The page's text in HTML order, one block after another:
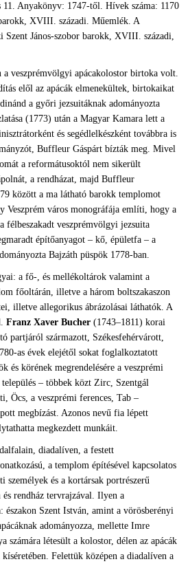
11. Anyakönyv: 1747-től. Hívek száma: 1170
XVIII. századi. Műemlék. A
Szent János-szobor barokk, XVIII. századi,
a veszprémvölgyi apácakolostor birtoka volt.
elől az apácák elmenekültek, birtokaikat
a győri jezsuitáknak adományozta
(1773) után a Magyar Kamara lett a
és segédlelkészként továbbra is
Buffleur Gáspárt bízták meg. Mivel
a reformátusoktól nem sikerült
a rendházat, majd Buffleur
között a ma látható barokk templomot
Veszprém város monográfája említi, hogy a
félbeszakadt veszprémvölgyi jezsuita
építőanyagot – kő, épületfa – a
Bajzáth püspök 1778-ban.
a fő-, és mellékoltárok valamint a
főoltárán, illetve a három boltszakaszon
illetve allegorikus ábrázolásai láthatók. A
Franz Xaver Bucher (1743–1811) korai
partjáról származott, Székesfehérvárott,
as évek elejétől sokat foglalkoztatott
és körének megrendelésére a veszprémi
település – többek közt Zirc, Szentgál
Öcs, a veszprémi ferences, Tab –
megbízást. Azonos nevű fia lépett
megkezdett munkáit.
diadalíven, a festett
a templom építésével kapcsolatos
személyek és a kortársak portrészerű
rendház tervrajzával. Ilyen a
Szent István, amint a vörösberényi
adományozza, mellette Imre
számára létesült a kolostor, délen az apácák
Felettük középen a diadalíven a